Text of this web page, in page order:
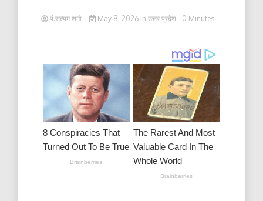
पं.सत्यम शर्मा May 8, 2026 in उत्तर प्रदेश - 0 Minutes